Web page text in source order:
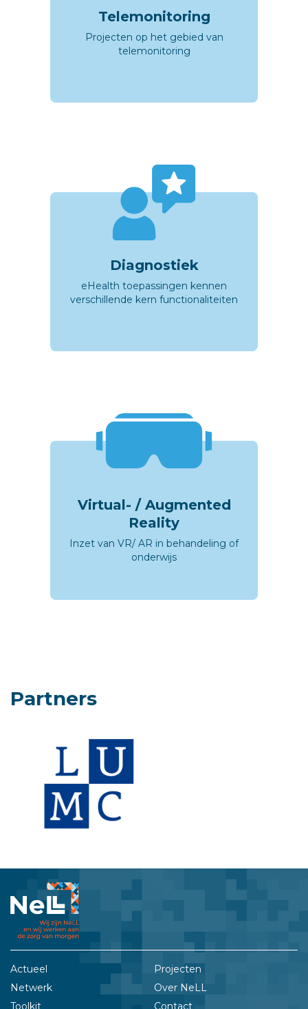
Telemonitoring
Projecten op het gebied van
telemonitoring
Diagnostiek
eHealth toepassingen kennen
verschillende kern functionaliteiten
Virtual- / Augmented
Reality
Inzet van VR/ AR in behandeling of
onderwijs
Partners
Actueel
Projecten
Netwerk
Over NeLL
Toolkit
Contact